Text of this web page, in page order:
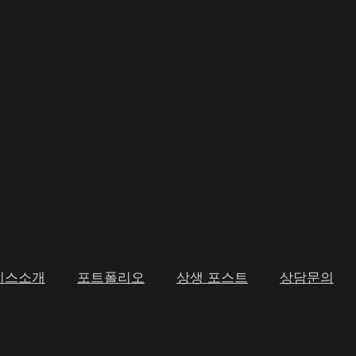
스소개 포트폴리오 상생 포스트 상담문의